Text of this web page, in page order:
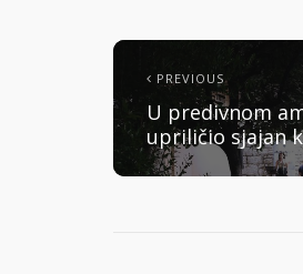
PREVIOUS
U predivnom
upriličio sjajan